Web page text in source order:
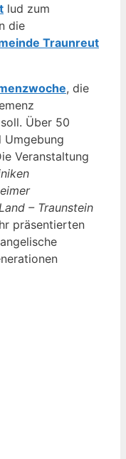
lud zum
die
Traunreut
, die
Über 50
Umgebung
Veranstaltung
– Traunstein
präsentierten